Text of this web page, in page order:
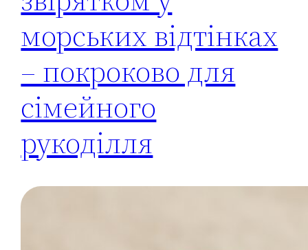
морських відтінках
– покроково для
сімейного
рукоділля